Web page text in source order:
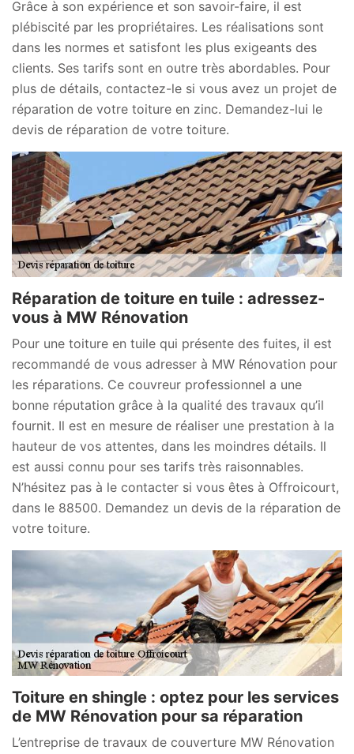
Grâce à son expérience et son savoir-faire, il est
plébiscité par les propriétaires. Les réalisations sont
dans les normes et satisfont les plus exigeants des
clients. Ses tarifs sont en outre très abordables. Pour
plus de détails, contactez-le si vous avez un projet de
réparation de votre toiture en zinc. Demandez-lui le
devis de réparation de votre toiture.
Réparation de toiture en tuile : adressez-
vous à MW Rénovation
Pour une toiture en tuile qui présente des fuites, il est
recommandé de vous adresser à MW Rénovation pour
les réparations. Ce couvreur professionnel a une
bonne réputation grâce à la qualité des travaux qu’il
fournit. Il est en mesure de réaliser une prestation à la
hauteur de vos attentes, dans les moindres détails. Il
est aussi connu pour ses tarifs très raisonnables.
N’hésitez pas à le contacter si vous êtes à Offroicourt,
dans le 88500. Demandez un devis de la réparation de
votre toiture.
Toiture en shingle : optez pour les services
de MW Rénovation pour sa réparation
L’entreprise de travaux de couverture MW Rénovation